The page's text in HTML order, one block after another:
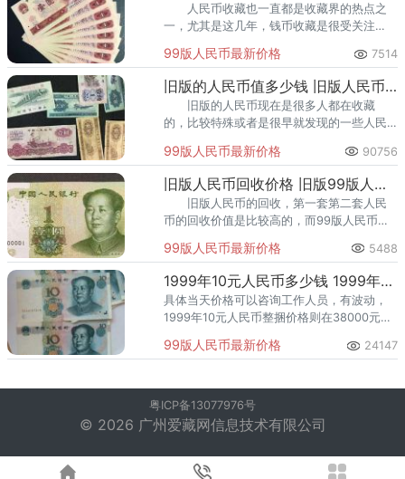
人民币收藏也一直都是收藏界的热点之
一，尤其是这几年，钱币收藏是很受关注
收藏人民币，首次要看收藏价值高不高，有
收藏价值的人民币才值得入手。
99版人民币最新价格 7514
旧版的人民币值多少钱 旧版人民币最全价格表
旧版的人民币现在是很多人都在收藏
的，比较特殊或者是很早就发现的一些人民
人民币都很值钱。接下来我们来看看现在的
旧版的人民币值多少钱？
99版人民币最新价格 90756
旧版人民币回收价格 旧版99版人民币回收价格表图
旧版人民币的回收，第一套第二套人民
币的回收价值是比较高的，而99版人民币的
的第五套人民币（除一元券外），1999年版
的几乎难以找到，这也使
99版人民币最新价格 5488
1999年10元人民币多少钱 1999年10元人民币单张价格
具体当天价格可以咨询工作人员，有波动，
1999年10元人民币整捆价格则在38000元左
99版人民币最新价格 24147
粤ICP备13077976号
© 2026 广州爱藏网信息技术有限公司